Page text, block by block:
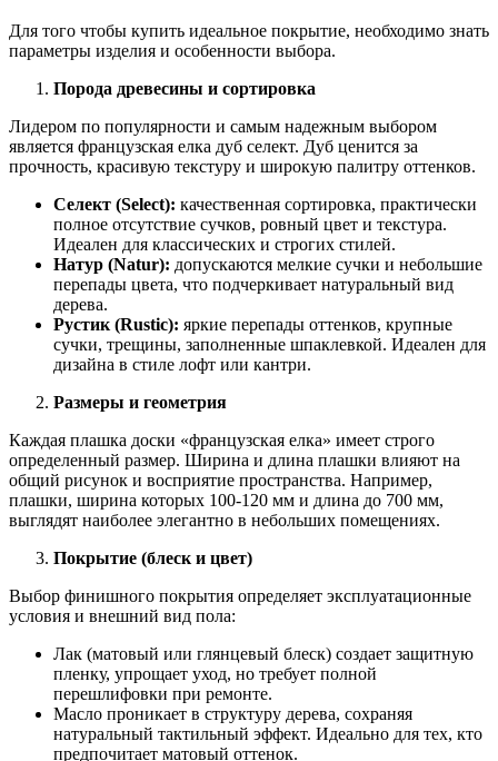
Для того чтобы купить идеальное покрытие, необходимо знать
параметры изделия и особенности выбора.
Порода древесины и сортировка
Лидером по популярности и самым надежным выбором
является французская елка дуб селект. Дуб ценится за
прочность, красивую текстуру и широкую палитру оттенков.
Селект (Select): качественная сортировка, практически
полное отсутствие сучков, ровный цвет и текстура.
Идеален для классических и строгих стилей.
Натур (Natur): допускаются мелкие сучки и небольшие
перепады цвета, что подчеркивает натуральный вид
дерева.
Рустик (Rustic): яркие перепады оттенков, крупные
сучки, трещины, заполненные шпаклевкой. Идеален для
дизайна в стиле лофт или кантри.
Размеры и геометрия
Каждая плашка доски «французская елка» имеет строго
определенный размер. Ширина и длина плашки влияют на
общий рисунок и восприятие пространства. Например,
плашки, ширина которых 100-120 мм и длина до 700 мм,
выглядят наиболее элегантно в небольших помещениях.
Покрытие (блеск и цвет)
Выбор финишного покрытия определяет эксплуатационные
условия и внешний вид пола:
Лак (матовый или глянцевый блеск) создает защитную
пленку, упрощает уход, но требует полной
перешлифовки при ремонте.
Масло проникает в структуру дерева, сохраняя
натуральный тактильный эффект. Идеально для тех, кто
предпочитает матовый оттенок.